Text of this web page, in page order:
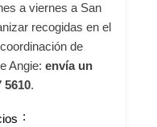
a viernes a San
recogidas en el
de
Angie: envía un
5610.